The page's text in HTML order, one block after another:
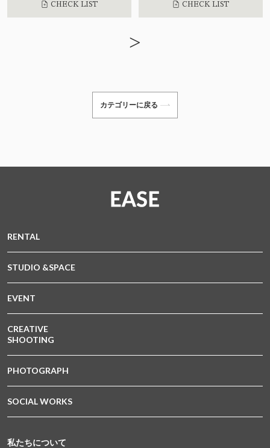
CHECK LIST CHECK LIST
>
カテゴリーに戻る
RENTAL
STUDIO &SPACE
EVENT
CREATIVE
SHOOTING
PHOTOGRAPH
SOCIAL WORKS
私たちについて